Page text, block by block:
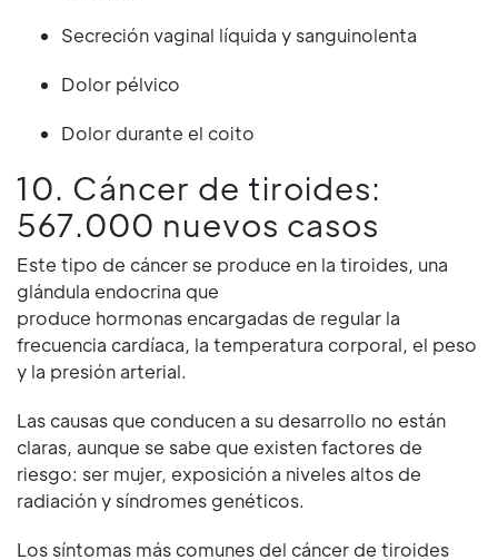
Secreción vaginal líquida y sanguinolenta
Dolor pélvico
Dolor durante el coito
10. Cáncer de tiroides:
567.000 nuevos casos
Este tipo de cáncer se produce en la tiroides, una
glándula endocrina que
produce hormonas encargadas de regular la
frecuencia cardíaca, la temperatura corporal, el peso
y la presión arterial.
Las causas que conducen a su desarrollo no están
claras, aunque se sabe que existen factores de
riesgo: ser mujer, exposición a niveles altos de
radiación y síndromes genéticos.
Los síntomas más comunes del cáncer de tiroides